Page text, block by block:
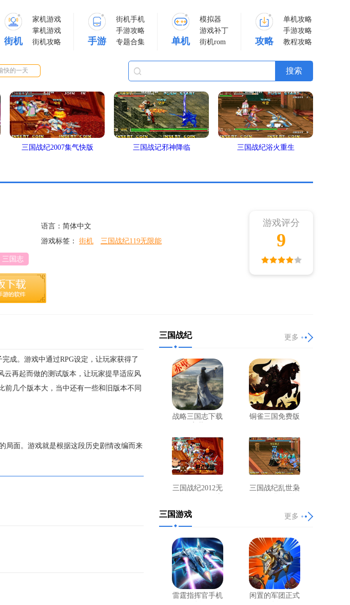
街机
家机游戏
掌机游戏
街机攻略
手游
街机手机
手游攻略
专题合集
单机
模拟器
游戏补丁
街机rom
攻略
单机攻略
手游攻略
教程攻略
快的一天
三国战纪2007集气快版 三国战记邪神降临 三国战纪浴火重生
语言：简体中文
游戏标签： 街机
三国战纪119无限能
三国志
游戏评分
9
成。游戏中通过RPG设定，让玩家获得了
云再起而做的测试版本，让玩家提早适应风
几个版本大，当中还有一些和旧版本不同
局面。游戏就是根据这段历史剧情改编而来
的限制，接着马上使用雨书，成功的话的天
无限天书就是利用了天书升上天的这段时
三国战纪 更多
战略三国志下载
铜雀三国免费版
三国战纪2012无
三国战纪乱世枭
三国游戏 更多
雷霆指挥官手机
闲置的军团正式